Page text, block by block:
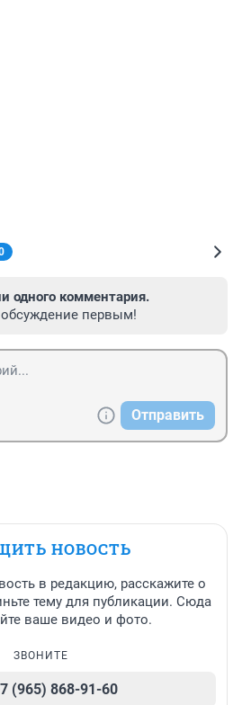
одного комментария.
первым!
Отправить
НОВОСТЬ
в редакцию, расскажите о
тему для публикации. Сюда
ваше видео и фото.
ЗВОНИТЕ
(965) 868-91-60